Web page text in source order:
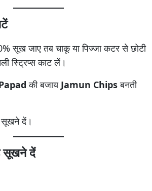
सूख जाए तब चाकू या पिज्जा कटर से छोटी
स्ट्रिप्स काट लें।
की बजाय Jamun Chipsबनती
सूखने दें।
सूखने दें